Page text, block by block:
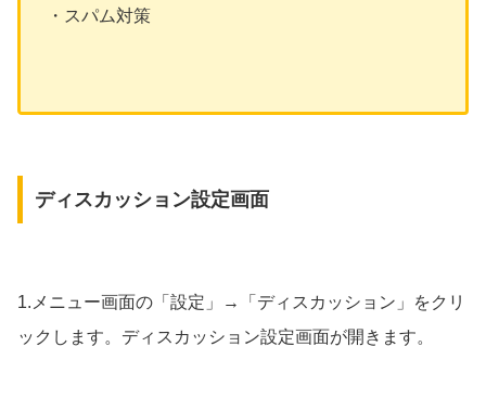
・スパム対策
ディスカッション設定画面
1.メニュー画面の「設定」→「ディスカッション」をクリ
ックします。ディスカッション設定画面が開きます。